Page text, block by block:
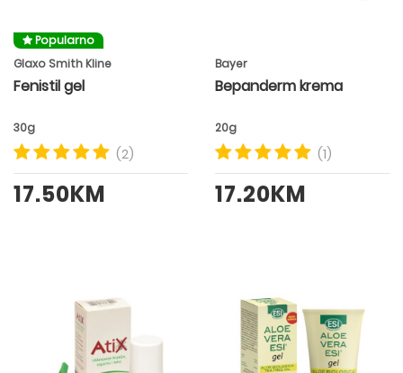
Popularno
Glaxo Smith Kline
Fenistil gel
30g
(2)
17.50KM
Bayer
Bepanderm krema
20g
(1)
17.20KM